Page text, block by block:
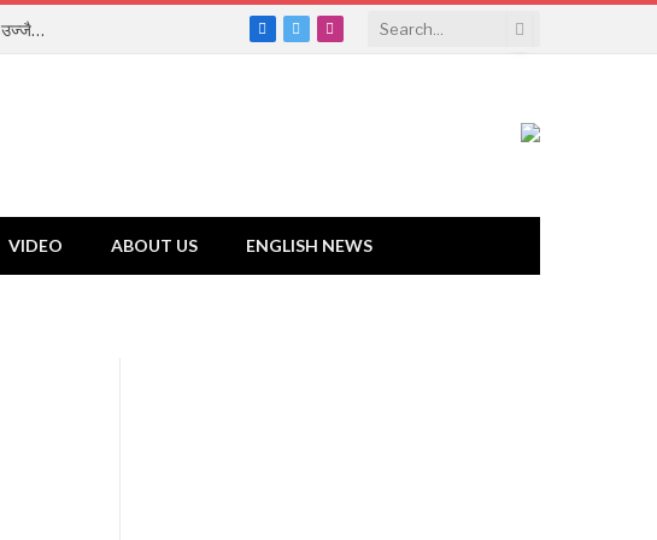
सर्वोच्च न्यायालय के मुख्‍य न्‍यायाधीश न्यायाधिपति सूर्यकांत और मुख्यमंत्री डॉ. यादव ने उज्जैन में न्यायाधीश अतिथि गृह का किया भूमिपूजन
Facebook
TwitterInstagram
VIDEO ABOUT US ENGLISH NEWS